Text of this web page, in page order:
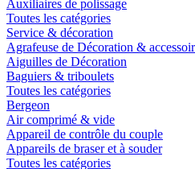
Auxiliaires de polissage
Toutes les catégories
Service & décoration
Agrafeuse de Décoration &
Aiguilles de Décoration
Baguiers & triboulets
Toutes les catégories
Bergeon
Air comprimé & vide
Appareil de contrôle du couple
Appareils de braser et à souder
Toutes les catégories